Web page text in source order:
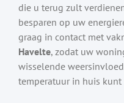
die u terug zult
besparen op uw
graag in contact met
Havelte, zodat uw
wisselende
temperatuur in huis kunt